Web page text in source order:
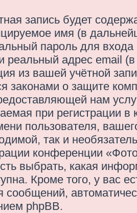
запись будет
имя (в
пароль для
реальный адрес email
из вашей учётной
законами о защите
нам
при регистрации
пользователя,
так и
конференции
выбрать, какая
Кроме того, у вас
сообщений,
phpBB.